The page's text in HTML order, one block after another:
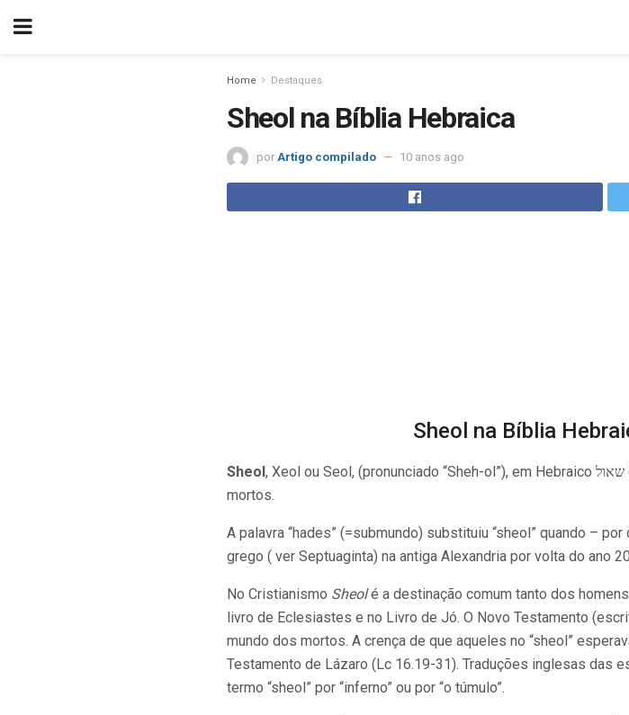
Home Destaques
Sheol na Bíblia Hebraica
por Artigo compilado 10 anos ago
Sheol na Bíblia
Sheol, Xeol ou Seol, (pronunciado “Sheh-ol”), em Hebraico שאול (She’ol), é o lugar dos mortos ou mundo invisível dos
mortos.
A palavra “hades” (=submundo) substituiu “sheol” quando –
grego ( ver Septuaginta) na antiga Alexandria por volta do ano
No Cristianismo Sheolé a destinação comum tanto dos
livro de Eclesiastes e no Livro de Jó. O Novo Testamento
mundo dos mortos. A crença de que aqueles no “sheol”
Testamento de Lázaro (Lc 16.19-31). Traduções inglesas das
termo “sheol” por “inferno” ou por “o túmulo”.